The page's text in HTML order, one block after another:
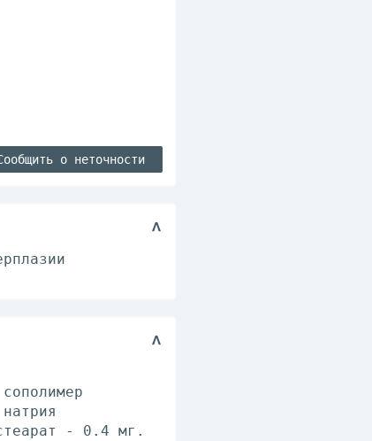
о неточности
- 0.4 мг.